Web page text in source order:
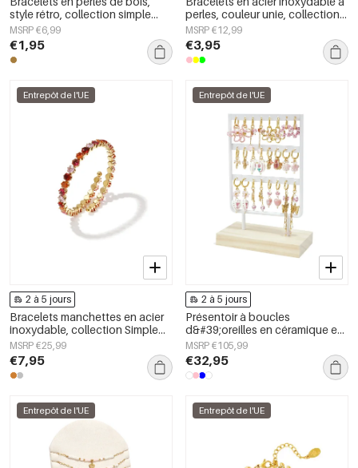
style rétro, collection simple
pour tous les jours, bijoux pour
femmes
MSRP €6,99
€1,95
perles, couleur unie, collection
Simple Daily Simple, bijoux pour
femmes
MSRP €12,99
€3,95
Entrepôt de l'UE
2 à 5 jours
Bracelets manchettes en acier
inoxydable, collection Simple
Daily Simple, bijoux pour
femmes
MSRP €25,99
€7,95
Entrepôt de l'UE
2 à 5 jours
Présentoir à boucles
d&#39;oreilles en céramique en
forme de cœur, collection
vacances/plage romantique,
bijoux pour femmes
MSRP €105,99
€32,95
Entrepôt de l'UE Entrepôt de l'UE